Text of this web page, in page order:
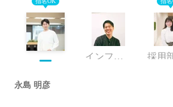
インフラエンジニア
永島 明彦